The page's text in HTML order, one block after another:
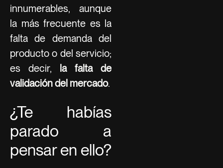
innumerables, aunque
la más frecuente es la
falta de demanda del
producto o del servicio;
es decir, la falta de
validación del mercado.
¿Te habías
parado a
pensar en ello?